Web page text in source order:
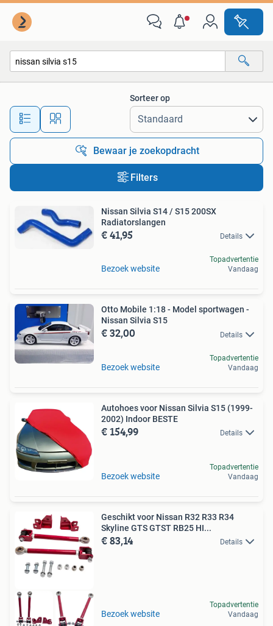
Alle afstanden…
Sorteer op
Bewaar je zoekopdracht
Filters
Nissan Silvia S14 / S15 200SX
Radiatorslangen
€ 41,95 Details
Bezoek website
Topadvertentie
Vandaag
Otto Mobile 1:18 - Model sportwagen -
Nissan Silvia S15
€ 32,00 Details
Bezoek website
Topadvertentie
Vandaag
Autohoes voor Nissan Silvia S15 (1999-
2002) Indoor BESTE
€ 154,99 Details
Bezoek website
Topadvertentie
Vandaag
Geschikt voor Nissan R32 R33 R34
Skyline GTS GTST RB25 HI...
€ 83,14 Details
Bezoek website
Topadvertentie
Vandaag